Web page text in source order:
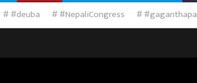
#deuba #NepaliCongress #gaganthapa